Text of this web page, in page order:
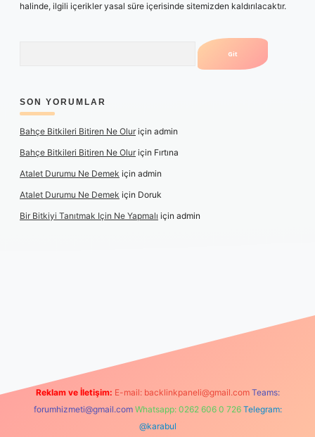
halinde, ilgili içerikler yasal süre içerisinde sitemizden kaldırılacaktır.
SON YORUMLAR
Bahçe Bitkileri Bitiren Ne Oluriçin admin
Bahçe Bitkileri Bitiren Ne Oluriçin Fırtına
Atalet Durumu Ne Demek için admin
Atalet Durumu Ne Demek için Doruk
Bir Bitkiyi Tanıtmak Için Ne Yapmalı için admin
Reklam ve İletişim: E-mail: backlinkpaneli@gmail.com Teams:
forumhizmeti@gmail.com Whatsapp: 0262 606 0 726 Telegram:
@karabul